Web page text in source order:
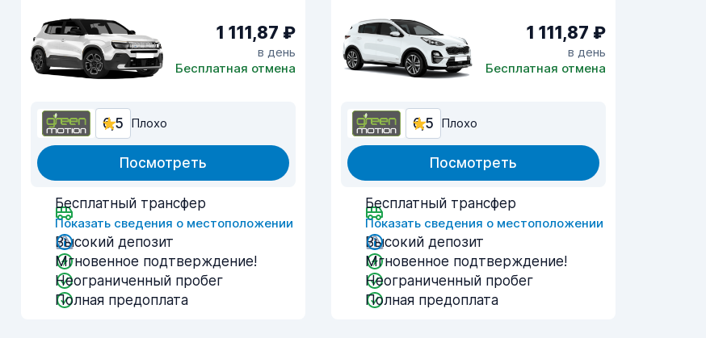
1 111,87 ₽
в день
Бесплатная отмена
6,5 Плохо
Посмотреть
Бесплатный трансфер
Показать сведения о местоположении
Высокий депозит
Мгновенное подтверждение!
Неограниченный пробег
Полная предоплата
1 111,87 ₽
в день
Бесплатная отмена
6,5 Плохо
Посмотреть
Бесплатный трансфер
Показать сведения о местоположении
Высокий депозит
Мгновенное подтверждение!
Неограниченный пробег
Полная предоплата